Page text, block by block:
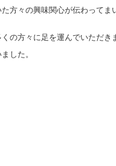
方々の興味関心が伝わってま
の方々に足を運んでいただき
した。